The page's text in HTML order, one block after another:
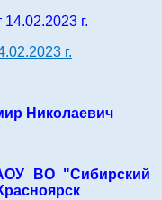
г.
г.
Николаевич
ВО "Сибирский